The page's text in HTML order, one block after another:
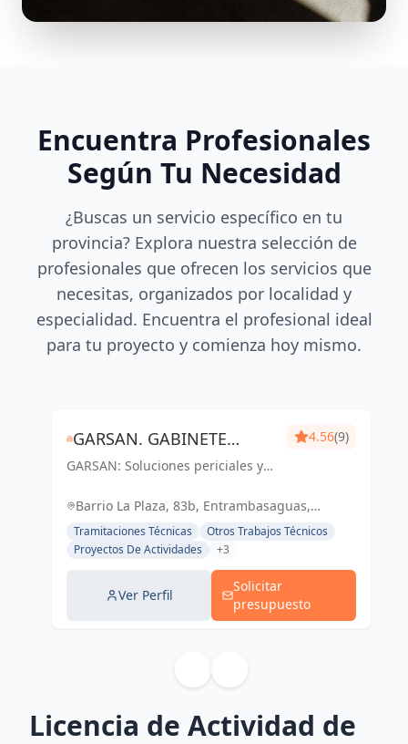
Encuentra Profesionales
Según Tu Necesidad
¿Buscas un servicio específico en tu
provincia? Explora nuestra selección de
profesionales que ofrecen los servicios que
necesitas, organizados por localidad y
especialidad. Encuentra el profesional ideal
para tu proyecto y comienza hoy mismo.
GARSAN. GABINETE
PERICIAL, GESTIÓN DE
PROYECTOS Y OBRAS.
GARSAN: Soluciones periciales y
excelencia y compromiso en
éxito.
4.56(9)
Barrio La Plaza, 83b, Entrambasaguas,
Cantabria, España, España
Tramitaciones Técnicas
Otros Trabajos Técnicos
Proyectos De Actividades
+3
Ver Perfil
Solicitar
presupuesto
Licencia de Actividad de